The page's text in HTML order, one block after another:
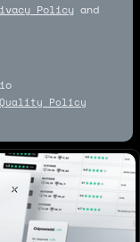
Policy and
Quality Policy